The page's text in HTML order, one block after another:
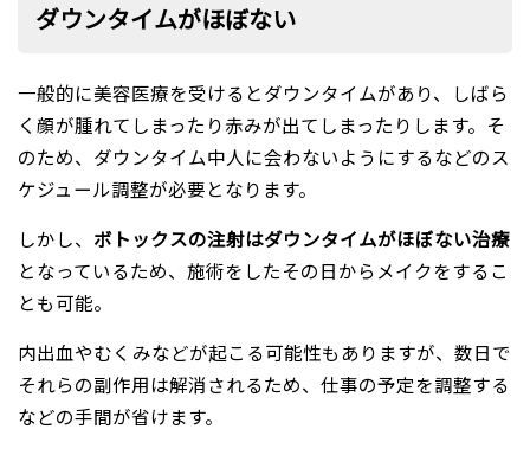
ダウンタイムがほぼない
一般的に美容医療を受けるとダウンタイムがあり、しばら
く顔が腫れてしまったり赤みが出てしまったりします。そ
のため、ダウンタイム中人に会わないようにするなどのス
ケジュール調整が必要となります。
しかし、 ボトックスの注射はダウンタイムがほぼない治療
となっているため、施術をしたその日からメイクをするこ
とも可能。
内出血やむくみなどが起こる可能性もありますが、数日で
それらの副作用は解消されるため、仕事の予定を調整する
などの手間が省けます。